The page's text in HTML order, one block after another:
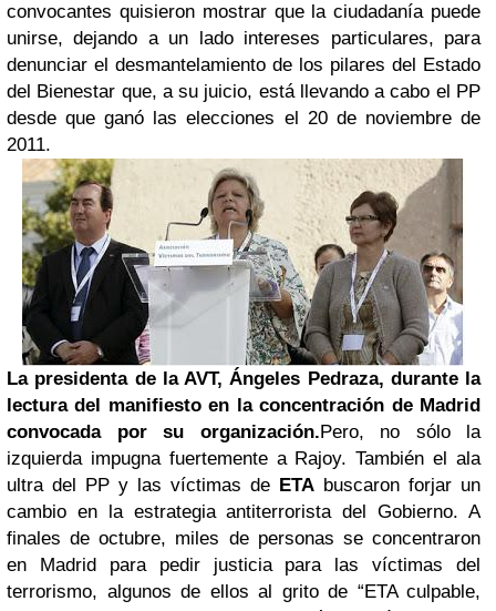
convocantes quisieron mostrar que la ciudadanía puede
unirse, dejando a un lado intereses particulares, para
denunciar el desmantelamiento de los pilares del Estado
del Bienestar que, a su juicio, está llevando a cabo el PP
desde que ganó las elecciones el 20 de noviembre de
2011.
La presidenta de la AVT, Ángeles Pedraza, durante la
lectura del manifiesto en la concentración de Madrid
convocada por su organización.Pero, no sólo la
izquierda impugna fuertemente a Rajoy. También el ala
ultra del PP y las víctimas de ETA buscaron forjar un
cambio en la estrategia antiterrorista del Gobierno. A
finales de octubre, miles de personas se concentraron
en Madrid para pedir justicia para las víctimas del
terrorismo, algunos de ellos al grito de “ETA culpable,